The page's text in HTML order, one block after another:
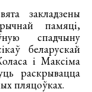
закладзены
памяці,
спадчыну
беларускай
і Максіма
раскрывацца
пляцоўках.